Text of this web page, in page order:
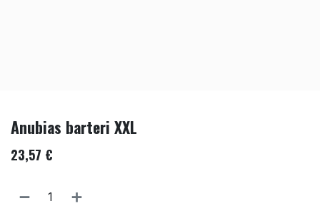
Anubias barteri XXL
23,57 €